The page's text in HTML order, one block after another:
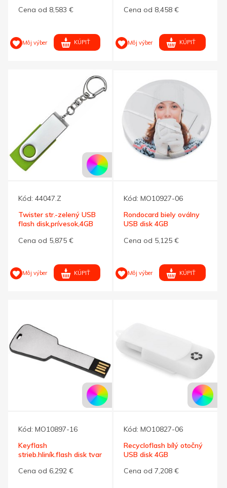
Cena od 8,583 €
Môj výber KÚPIŤ
Cena od 8,458 €
Môj výber KÚPIŤ
Kód: 44047.Z
Twister str.-zelený USB
flash disk,prívesok,4GB
Cena od 5,875 €
Môj výber KÚPIŤ
Kód: MO10927-06
Rondocard biely oválny
USB disk 4GB
Cena od 5,125 €
Môj výber KÚPIŤ
Kód: MO10897-16
Keyflash
strieb.hliník.flash disk tvar
Cena od 6,292 €
Kód: MO10827-06
Recycloflash bílý otočný
USB disk 4GB
Cena od 7,208 €